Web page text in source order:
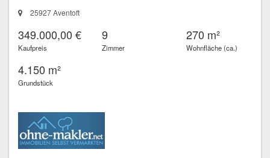
25927 Aventoft
349.000,00 €
Kaufpreis
9
Zimmer
270 m²
Wohnfläche (ca.)
4.150 m²
Grundstück